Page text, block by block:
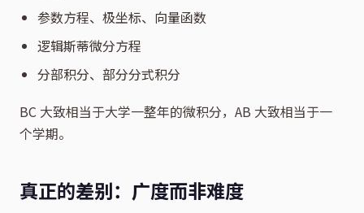
参数方程、极坐标、向量函数
逻辑斯蒂微分方程
分部积分、部分分式积分
BC 大致相当于大学一整年的微积分，AB 大致相当于一
个学期。
真正的差别：广度而非难度